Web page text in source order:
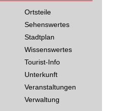
Ortsteile
Sehenswertes
Stadtplan
Wissenswertes
Tourist-Info
Unterkunft
Veranstaltungen
Verwaltung